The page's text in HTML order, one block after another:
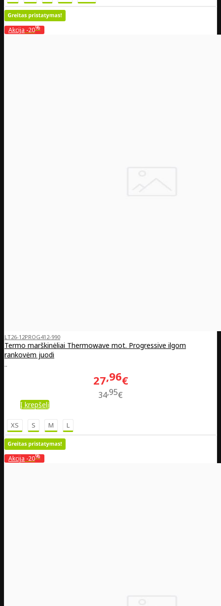
Akcija -20%
LT26-12PROG412-990
Termo marškinėliai Thermowave mot. Progressive ilgom
rankovėm juodi
..
27 96€
3495€
Į krepšelį
XS S M L
Akcija -20%